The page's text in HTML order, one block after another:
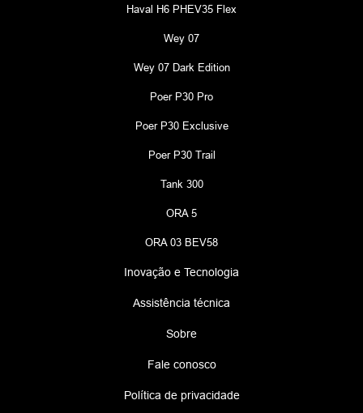
Haval H6 PHEV35 Flex
Wey 07
Wey 07 Dark Edition
Poer P30 Pro
Poer P30 Exclusive
Poer P30 Trail
Tank 300
ORA 5
ORA 03 BEV58
Inovação e Tecnologia
Assistência técnica
Sobre
Fale conosco
Política de privacidade